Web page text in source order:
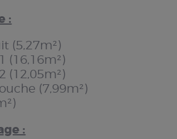
:
(5,27m²)
(16,16m²)
(12,05m²)
(7,99m²)
: